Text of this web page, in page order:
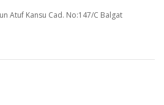
Atuf Kansu Cad. No:147/C Balgat